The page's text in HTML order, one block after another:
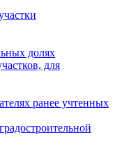
долях
для
ранее учтенных